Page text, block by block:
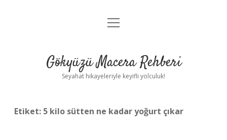
Anasayfa
Yasal Uyarı
menüyü
Gökyüzü Macera Rehberi
Seyahat hikayeleriyle keyifli yolculuk!
Etiket: 5 kilo sütten ne kadar yoğurt çıkar